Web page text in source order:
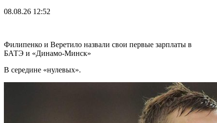
08.08.26 12:52
Филипенко и Веретило назвали свои первые зарплаты в
БАТЭ и «Динамо-Минск»
В середине «нулевых».